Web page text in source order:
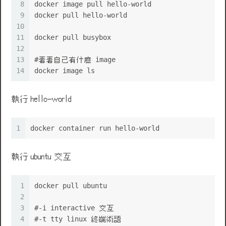
8
9
10
11
12
13
14
docker image pull hello-world
docker pull hello-world
docker pull busybox
#看看自己有什麼 image
docker image ls
執行 hello-world
1 docker container run hello-world
執行 ubuntu 交互
1
2
3
4
docker pull ubuntu
#-i interactive 交互
#-t tty linux 終端術語